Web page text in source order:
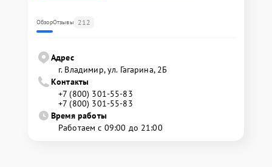
ОбзорОтзывы 212
Адрес
г. Владимир, ул. Гагарина, 2Б
Контакты
+7 (800) 301-55-83
+7 (800) 301-55-83
Время работы
Работаем с 09:00 до 21:00